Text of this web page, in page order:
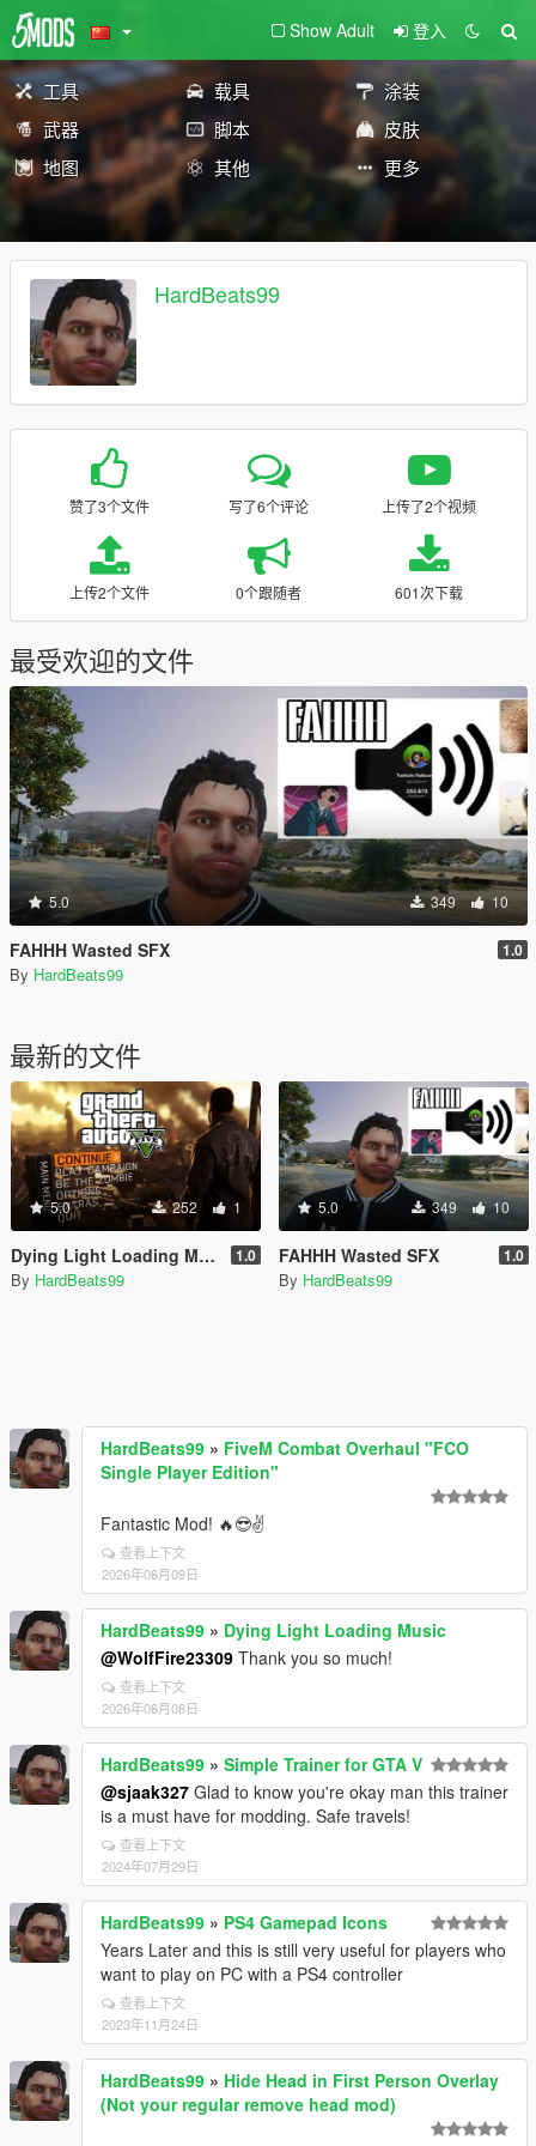
Show Adult 登入
工具 载具
涂装
武器
脚本
皮肤
地图
其他 更多
HardBeats99
赞了3个文件 写了6个评论 上传了2个视频
上传2个文件 0个跟随者 601次下载
最受欢迎的文件
5.0 349 10
FAHHH Wasted SFX 1.0
By HardBeats99
最新的文件
5.0 252 1
Dying Light Loading Music 1.0
By HardBeats99
5.0 349 10
FAHHH Wasted SFX 1.0
By HardBeats99
HardBeats99 » FiveM Combat Overhaul "FCO
Single Player Edition"
Fantastic Mod! 🔥😎✌️
查看上下文
2026年06月09日
HardBeats99 » Dying Light Loading Music
@WolfFire23309 Thank you so much!
查看上下文
2026年06月08日
HardBeats99 » Simple Trainer for GTA V
@sjaak327 Glad to know you're okay man this trainer
is a must have for modding. Safe travels!
查看上下文
2024年07月29日
HardBeats99 » PS4 Gamepad Icons
Years Later and this is still very useful for players who
want to play on PC with a PS4 controller
查看上下文
2023年11月24日
HardBeats99 » Hide Head in First Person Overlay
(Not your regular remove head mod)